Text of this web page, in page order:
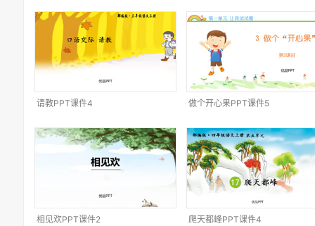
请教PPT课件4 做个开心果PPT课件5
相见欢PPT课件2 爬天都峰PPT课件4